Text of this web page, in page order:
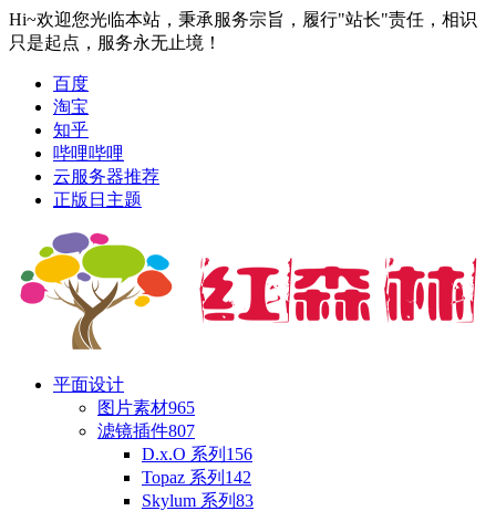
Hi~欢迎您光临本站，秉承服务宗旨，履行"站长"责任，相识
只是起点，服务永无止境！
百度
淘宝
知乎
哔哩哔哩
云服务器推荐
正版日主题
平面设计
图片素材965
滤镜插件807
D.x.O 系列 156
Topaz 系列 142
Skylum 系列 83